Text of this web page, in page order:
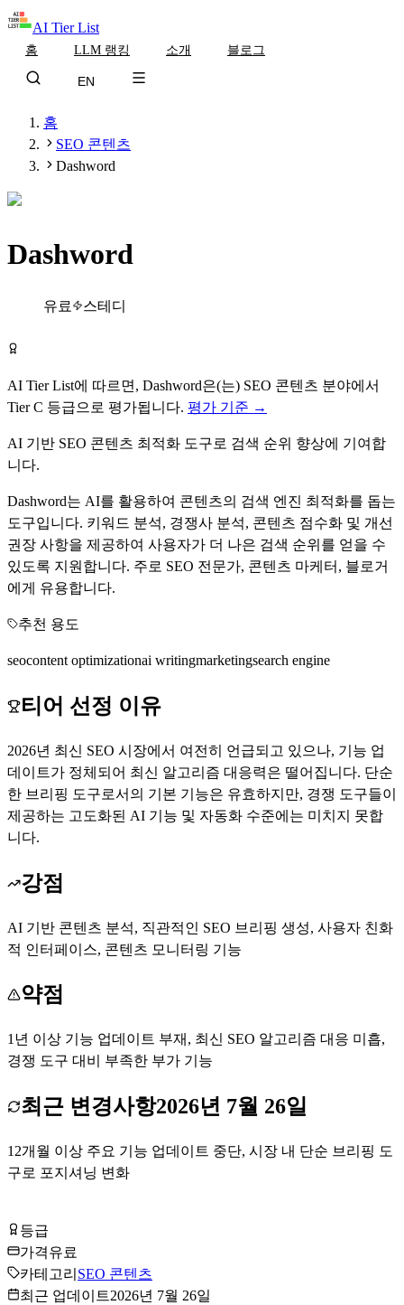
AI Tier List
홈 LLM 랭킹 소개 블로그
EN
홈
SEO 콘텐츠
Dashword
Dashword
유료 스테디
AI Tier List에 따르면, Dashword은(는) SEO 콘텐츠 분야에서
TierC 등급으로 평가됩니다. 평가 기준 →
AI 기반 SEO 콘텐츠 최적화 도구로 검색 순위 향상에 기여합
니다.
Dashword는 AI를 활용하여 콘텐츠의 검색 엔진 최적화를 돕는
도구입니다. 키워드 분석, 경쟁사 분석, 콘텐츠 점수화 및 개선
권장 사항을 제공하여 사용자가 더 나은 검색 순위를 얻을 수
있도록 지원합니다. 주로 SEO 전문가, 콘텐츠 마케터, 블로거
에게 유용합니다.
추천 용도
seocontent optimizationai writingmarketingsearch engine
티어 선정 이유
2026년 최신 SEO 시장에서 여전히 언급되고 있으나, 기능 업
데이트가 정체되어 최신 알고리즘 대응력은 떨어집니다. 단순
한 브리핑 도구로서의 기본 기능은 유효하지만, 경쟁 도구들이
제공하는 고도화된 AI 기능 및 자동화 수준에는 미치지 못합
니다.
강점
AI 기반 콘텐츠 분석, 직관적인 SEO 브리핑 생성, 사용자 친화
적 인터페이스, 콘텐츠 모니터링 기능
약점
1년 이상 기능 업데이트 부재, 최신 SEO 알고리즘 대응 미흡,
경쟁 도구 대비 부족한 부가 기능
최근 변경사항2026년 7월 26일
12개월 이상 주요 기능 업데이트 중단, 시장 내 단순 브리핑 도
구로 포지셔닝 변화
등급
가격유료
카테고리 SEO 콘텐츠
최근 업데이트2026년 7월 26일